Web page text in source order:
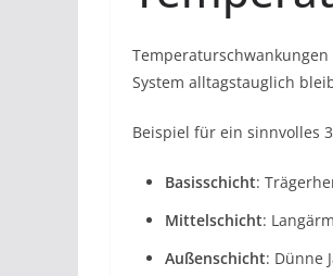
System alltagstauglich
Beispiel für ein sinnvolles
Basisschicht:
Mittelschicht:
Außenschicht: Dünne